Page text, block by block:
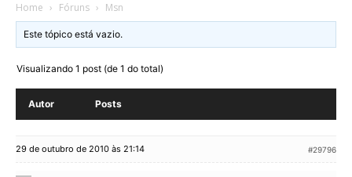
Home › Fóruns › Msn
Este tópico está vazio.
Visualizando 1 post (de 1 do total)
Autor Posts
29 de outubro de 2010 às 21:14 #29796